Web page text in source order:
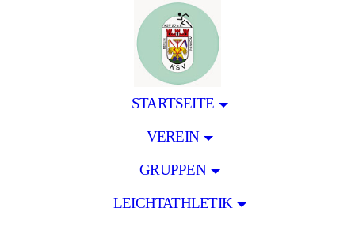
STARTSEITE
VEREIN
GRUPPEN
LEICHTATHLETIK